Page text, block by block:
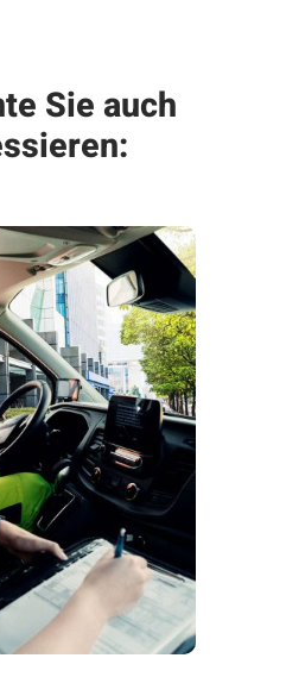
Sie auch